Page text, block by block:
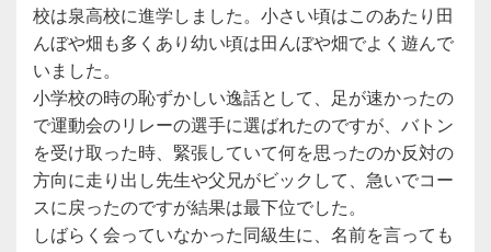
校は泉高校に進学しました。小さい頃はこのあたり田
んぼや畑も多くあり幼い頃は田んぼや畑でよく遊んで
いました。
小学校の時の恥ずかしい逸話として、足が速かったの
で運動会のリレーの選手に選ばれたのですが、バトン
を受け取った時、緊張していて何を思ったのか反対の
方向に走り出し先生や父兄がビックして、急いでコー
スに戻ったのですが結果は最下位でした。
しばらく会っていなかった同級生に、名前を言っても